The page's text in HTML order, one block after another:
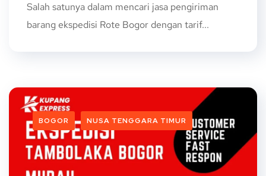
Salah satunya dalam mencari jasa pengiriman
barang ekspedisi Rote Bogor dengan tarif...
BOGOR NUSA TENGGARA TIMUR